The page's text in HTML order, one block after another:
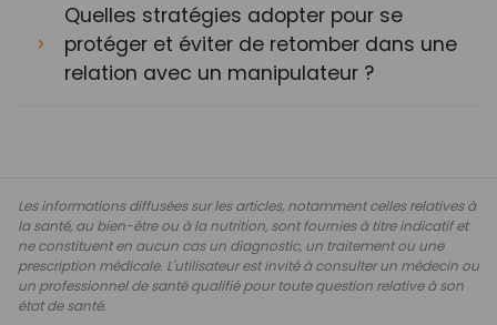
Quelles stratégies adopter pour se
protéger et éviter de retomber dans une
relation avec un manipulateur ?
Les informations diffusées sur les articles, notamment celles relatives à
la santé, au bien-être ou à la nutrition, sont fournies à titre indicatif et
ne constituent en aucun cas un diagnostic, un traitement ou une
prescription médicale. L'utilisateur est invité à consulter un médecin ou
un professionnel de santé qualifié pour toute question relative à son
état de santé.